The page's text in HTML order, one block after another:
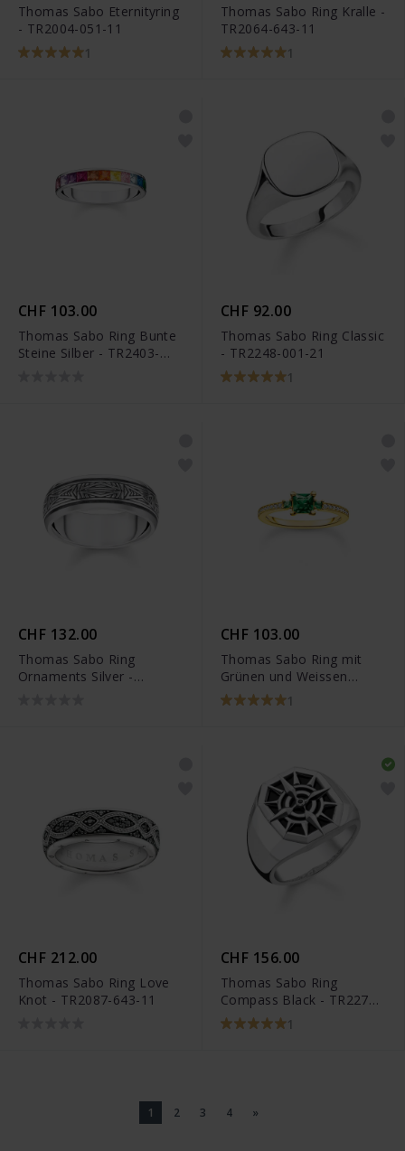
Thomas Sabo Eternityring
- TR2004-051-11
1
Thomas Sabo Ring Kralle -
TR2064-643-11
1
CHF 103.00
Thomas Sabo Ring Bunte
Steine Silber - TR2403-
CHF 92.00
Thomas Sabo Ring Classic
- TR2248-001-21
1
CHF 132.00
Thomas Sabo Ring
Ornaments Silver -
CHF 103.00
Thomas Sabo Ring mit
Grünen und Weissen
Steinen Gold - TR2402-
971-6
1
CHF 212.00
Thomas Sabo Ring Love
Knot - TR2087-643-11
CHF 156.00
Thomas Sabo Ring
Compass Black - TR2274-
641-11
1
1 2 3 4 »